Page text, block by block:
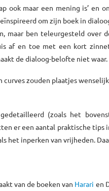
ook maar een mening is’ en
om zijn boek in
maar ben teleurgesteld over
af en toe met een kort
de dialoog-belofte niet waar.
zouden plaatjes
(zoals het
er een aantal praktische tips
het inperken van vrijheden.
van de boeken van Harari en